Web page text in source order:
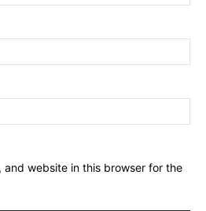
and website in this browser for the